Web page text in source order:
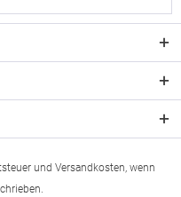
und Versandkosten, wenn